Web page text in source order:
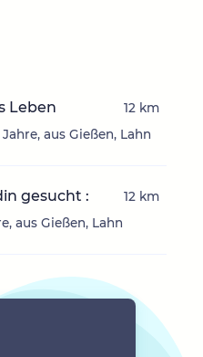
Leben
aus Gießen, Lahn
12 km
gesucht :
aus Gießen, Lahn
12 km